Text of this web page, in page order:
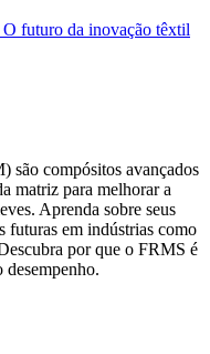
O futuro da inovação têxtil
são compósitos avançados
matriz para melhorar a
Aprenda sobre seus
futuras em indústrias como
por que o FRMS é
desempenho.